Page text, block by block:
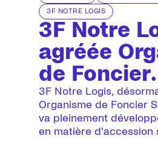
3F NOTRE LOGIS
3F Notre
agréée
de Foncier
Solidaire
3F Notre Logis,
Organisme de Foncier
va pleinement
en matière d'accession